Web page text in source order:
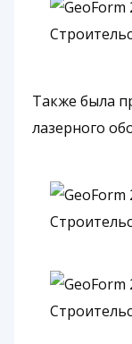
Также была
лазерного